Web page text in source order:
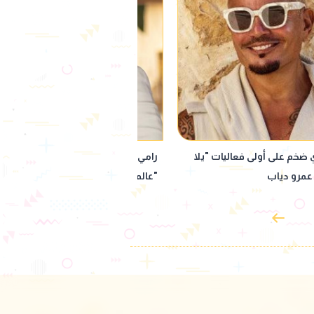
مشاركتي في بطولة
الأمريكي مختلفة وتم اختياري
ملك قورة تستعد للاحتفال
الساحل الشمالي